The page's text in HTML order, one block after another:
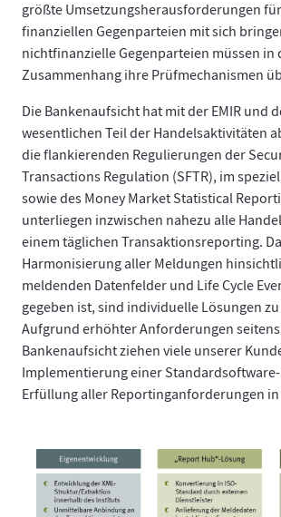
größte Umsetzungsherausforderungen
finanziellen Gegenparteien mit sich
nichtfinanzielle Gegenparteien müssen in
Zusammenhang ihre Prüfmechanismen
Die Bankenaufsicht hat mit der EMIR und
wesentlichen Teil der Handelsaktivitäten
die flankierenden Regulierungen der
Transactions Regulation (SFTR), im
sowie des Money Market Statistical
unterliegen inzwischen nahezu alle
einem täglichen Transaktionsreporting.
Harmonisierung aller Meldungen
meldenden Datenfelder und Life Cycle
gegeben ist, sind individuelle Lösungen
Aufgrund erhöhter Anforderungen
Bankenaufsicht ziehen viele unserer
Implementierung einer
Erfüllung aller Reportinganforderungen